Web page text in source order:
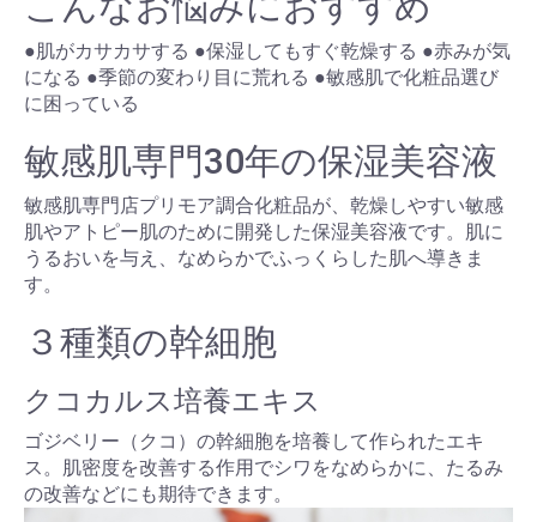
●肌がカサカサする ●保湿してもすぐ乾燥する ●赤みが気
になる ●季節の変わり目に荒れる ●敏感肌で化粧品選び
に困っている
敏感肌専門30年の保湿美容液
敏感肌専門店プリモア調合化粧品が、乾燥しやすい敏感
肌やアトピー肌のために開発した保湿美容液です。肌に
うるおいを与え、なめらかでふっくらした肌へ導きま
す。
３種類の幹細胞
クコカルス培養エキス
ゴジベリー（クコ）の幹細胞を培養して作られたエキ
ス。肌密度を改善する作用でシワをなめらかに、たるみ
の改善などにも期待できます。